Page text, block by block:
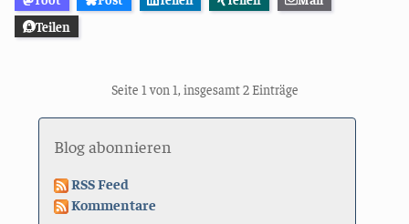
Teilen
Seite 1 von 1, insgesamt 2 Einträge
Blog abonnieren
RSS Feed
Kommentare